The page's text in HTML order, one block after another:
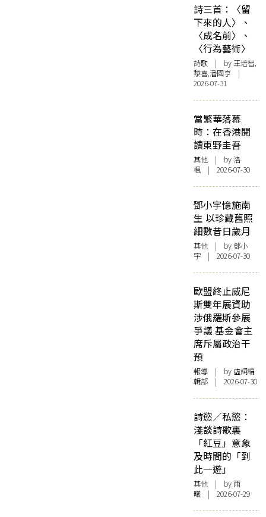
詩三首：〈留
下來的人〉、
〈成名前〉、
〈行為藝術〉
詩歌 | by 王培智,
黎喜,潘國亨 |
2026-07-31
當繁華落幕
時：在香港閱
讀東野圭吾
其他 | by洛
楓 | 2026-07-30
鄧小宇憶施南
生 以珍藏舊照
細數昔日歲月
其他 | by 鄧小
宇 | 2026-07-30
歐盟終止威尼
斯雙年展資助
涉俄羅斯參展
爭議 基金會主
席斥屬政治干
預
報導 | by 虛詞編
輯部 | 2026-07-30
詩慾／私慾：
淺談詩歌裏
「紅豆」意象
及時間的「到
此一遊」
其他 | by 雨
曦 | 2026-07-29